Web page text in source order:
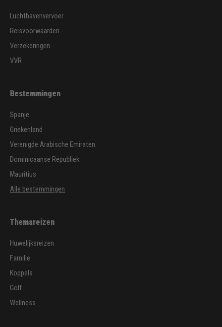
Luchthavenvervoer
Reisvoorwaarden
Verzekeringen
VVR
Bestemmingen
Spanje
Griekenland
Verenigde Arabische Emiraten
Dominicaanse Republiek
Mauritius
Alle bestemmingen
Themareizen
Huwelijksreizen
Familie
Koppels
Golf
Wellness